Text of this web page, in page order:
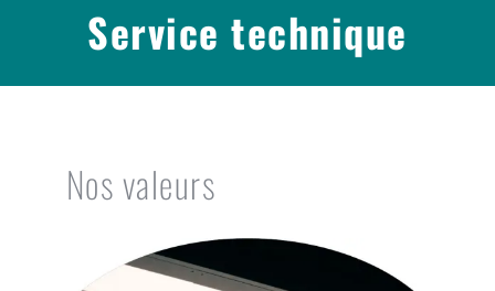
Service technique
Nos valeurs